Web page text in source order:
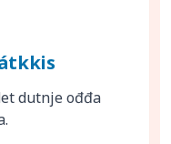
dutnje ođđa